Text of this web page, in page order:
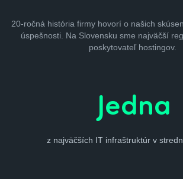
20-ročná história firmy hovorí o našich
úspešnosti. Na Slovensku sme najväčší
poskytovateľ hostingov.
Jedna
z najväčších IT infraštruktúr v